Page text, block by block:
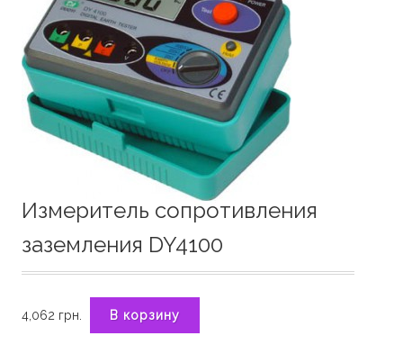
Измеритель сопротивления
заземления DY4100
4,062 грн. В корзину